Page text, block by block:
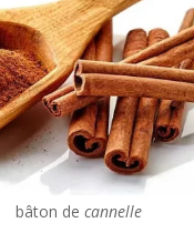
bâton de cannelle